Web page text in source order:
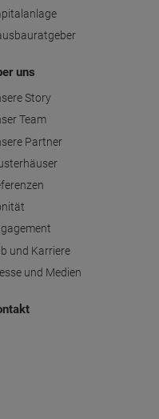
uns
Story
Team
Partner
und Karriere
und Medien